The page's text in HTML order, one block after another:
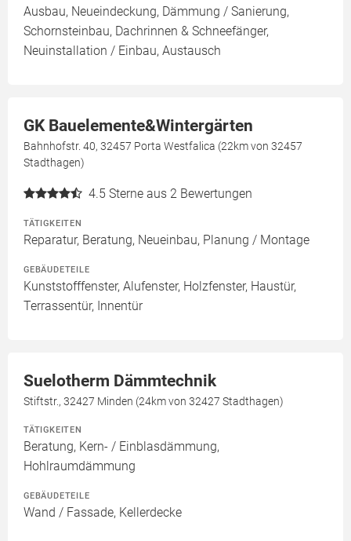
Ausbau, Neueindeckung, Dämmung / Sanierung,
Schornsteinbau, Dachrinnen & Schneefänger,
Neuinstallation / Einbau, Austausch
GK Bauelemente&Wintergärten
Bahnhofstr. 40, 32457 Porta Westfalica (22km von 32457
Stadthagen)
4.5 Sterne aus 2 Bewertungen
TÄTIGKEITEN
Reparatur, Beratung, Neueinbau, Planung / Montage
GEBÄUDETEILE
Kunststofffenster, Alufenster, Holzfenster, Haustür,
Terrassentür, Innentür
Suelotherm Dämmtechnik
Stiftstr., 32427 Minden (24km von 32427 Stadthagen)
TÄTIGKEITEN
Beratung, Kern- / Einblasdämmung,
Hohlraumdämmung
GEBÄUDETEILE
Wand / Fassade, Kellerdecke